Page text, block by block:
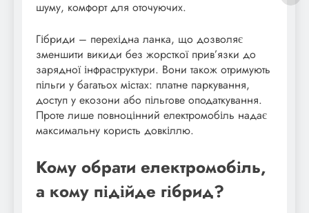
шуму, комфорт для оточуючих.
Гібриди – перехідна ланка, що дозволяє
зменшити викиди без жорсткої прив’язки до
зарядної інфраструктури. Вони також отримують
пільги у багатьох містах: платне паркування,
доступ у екозони або пільгове оподаткування.
Проте лише повноцінний електромобіль надає
максимальну користь довкіллю.
Кому обрати електромобіль,
а кому підійде гібрид?